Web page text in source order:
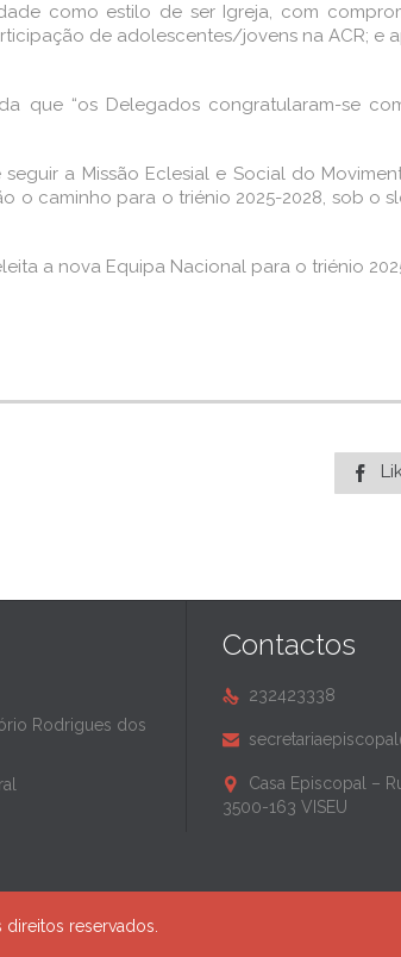
como estilo de ser Igreja, com
de adolescentes/jovens na ACR;
que “os Delegados congratularam-se
seguir a Missão Eclesial e Social do
o caminho para o triénio 2025-2028, sob o
a nova Equipa Nacional para o triénio

Rodrigues dos
Contactos
 232423338


Casa Episcopal –
3500-163 VISEU
reservados.